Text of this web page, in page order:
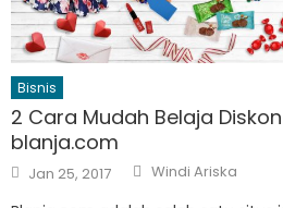
Bisnis
2 Cara Mudah Belaja
blanja.com
Posted
on
Jan 25, 2017 Author
Windi Ariska